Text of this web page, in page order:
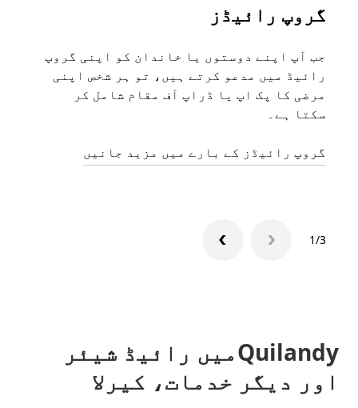
گروپ رائیڈز
جب آپ اپنے دوستوں یا خاندان کو اپنی گروپ
رائیڈ میں مدعو کرتے ہیں، تو ہر شخص اپنی
مرضی کا پک اپ یا ڈراپ آف مقام شامل کر
سکتا ہے۔
گروپ رائیڈز کے بارے میں مزید جانیں
1/3
Quilandyمیں رائیڈ شیئر
اور دیگر خدمات، کیرلا